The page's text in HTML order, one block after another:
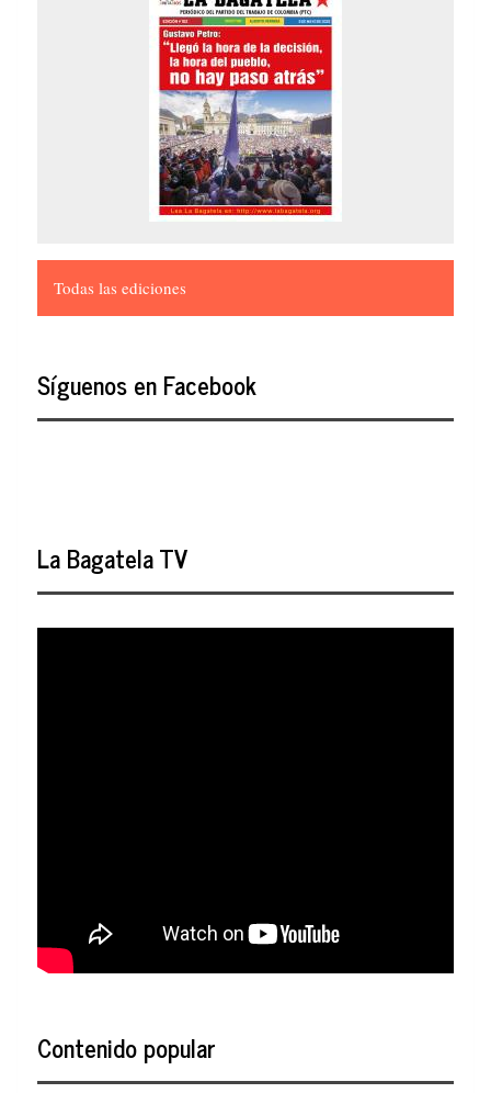
Todas las ediciones
Síguenos en Facebook
La Bagatela TV
Contenido popular